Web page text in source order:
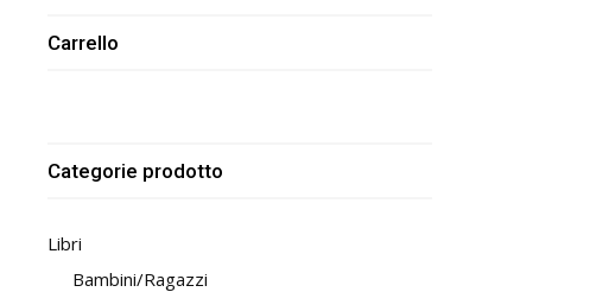
Carrello
Categorie prodotto
Libri
Bambini/Ragazzi